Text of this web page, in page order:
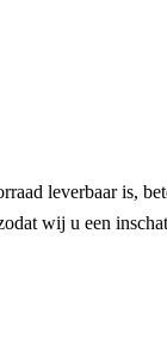
leverbaar is,
wij u een